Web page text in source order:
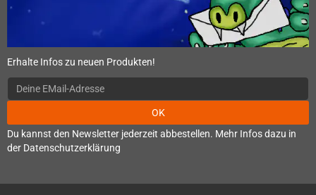
Erhalte Infos zu neuen Produkten!
OK
Du kannst den Newsletter jederzeit abbestellen. Mehr Infos dazu in
der Datenschutzerklärung